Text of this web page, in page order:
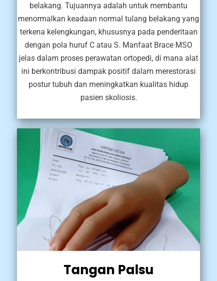
belakang. Tujuannya adalah untuk membantu
menormalkan keadaan normal tulang belakang yang
terkena kelengkungan, khususnya pada penderitaan
dengan pola huruf C atau S. Manfaat Brace MSO
jelas dalam proses perawatan ortopedi, di mana alat
ini berkontribusi dampak positif dalam merestorasi
postur tubuh dan meningkatkan kualitas hidup
pasien skoliosis.
Tangan Palsu